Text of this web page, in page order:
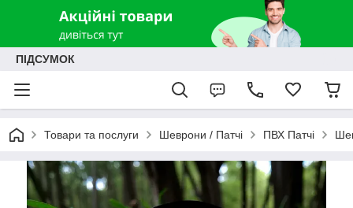
ПІДСУМОК
Товари та послуги Шеврони / Патчі ПВХ Патчі